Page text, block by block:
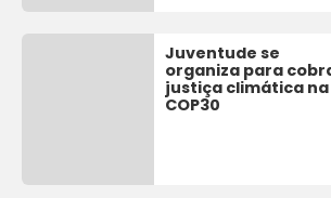
Juventude se
organiza para
justiça climática na
COP30